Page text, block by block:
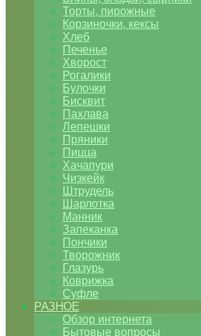
Торты, пирожные
Корзиночки, кексы
Хлеб
Печенье
Хворост
Рогалики
Булочки
Бисквит
Пахлава
Лепешки
Пряники
Пицца
Хачапури
Чизкейк
Штрудель
Шарлотка
Манник
Запеканка
Пончики
Творожник
Глазурь
Коврижка
Суфле
РАЗНОЕ
Обзор интернета
Бытовые вопросы